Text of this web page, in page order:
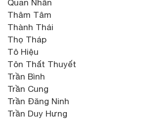
Quan Nhân
Thâm Tâm
Thành Thái
Thọ Tháp
Tô Hiệu
Tôn Thất Thuyết
Trần Bình
Trần Cung
Trần Đăng Ninh
Trần Duy Hưng